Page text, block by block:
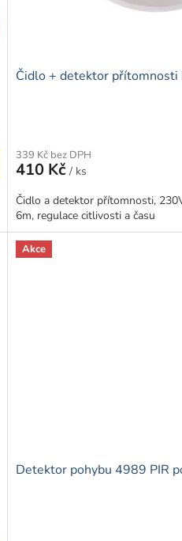
Čidlo + detektor přítomnosti
produktu
je
z
5
hvězdiček.
339 Kč bez DPH
410 Kč/ ks
Čidlo a detektor přítomnosti,
6m, regulace citlivosti a času
Akce
Detektor pohybu 4989 PIR